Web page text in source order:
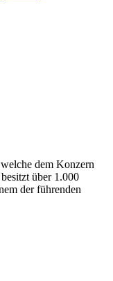
dem Konzern
über 1.000
der führenden